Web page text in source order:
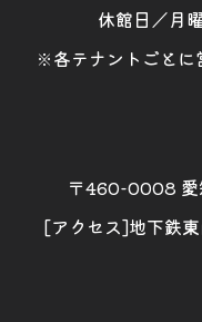
休館日／月
※各テナントごとに
〒460-0008 愛
[アクセス]地下鉄